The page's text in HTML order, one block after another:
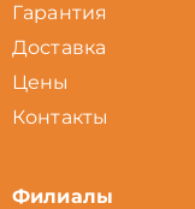
Гарантия
Доставка
Цены
Контакты
Филиалы